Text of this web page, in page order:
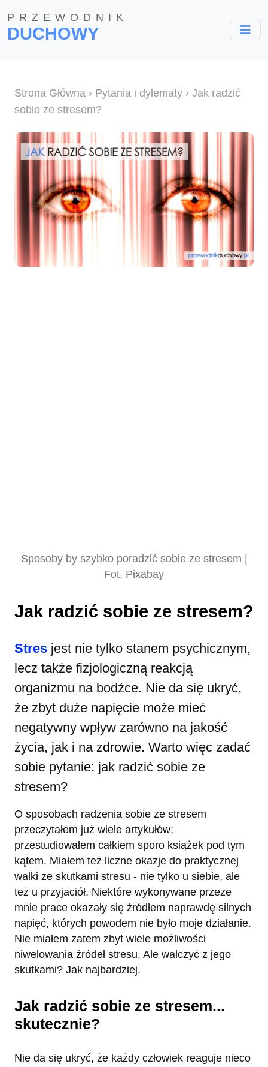
PRZEWODNIK
DUCHOWY
Strona Główna › Pytania i dylematy › Jak radzić
sobie ze stresem?
Sposoby by szybko poradzić sobie ze stresem |
Fot. Pixabay
Jak radzić sobie ze stresem?
Stres jest nie tylko stanem psychicznym,
lecz także fizjologiczną reakcją
organizmu na bodźce. Nie da się ukryć,
że zbyt duże napięcie może mieć
negatywny wpływ zarówno na jakość
życia, jak i na zdrowie. Warto więc zadać
sobie pytanie: jak radzić sobie ze
stresem?
O sposobach radzenia sobie ze stresem
przeczytałem już wiele artykułów;
przestudiowałem całkiem sporo książek pod tym
kątem. Miałem też liczne okazje do praktycznej
walki ze skutkami stresu - nie tylko u siebie, ale
też u przyjaciół. Niektóre wykonywane przeze
mnie prace okazały się źródłem naprawdę silnych
napięć, których powodem nie było moje działanie.
Nie miałem zatem zbyt wiele możliwości
niwelowania źródeł stresu. Ale walczyć z jego
skutkami? Jak najbardziej.
Jak radzić sobie ze stresem...
skutecznie?
Nie da się ukryć, że każdy człowiek reaguje nieco